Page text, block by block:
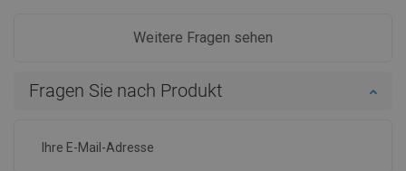
Weitere Fragen sehen
Fragen Sie nach Produkt